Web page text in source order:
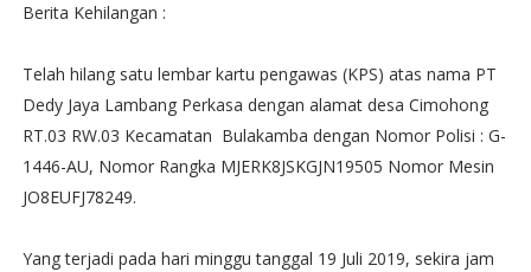
Berita Kehilangan :
Telah hilang satu lembar kartu pengawas (KPS) atas nama PT
Dedy Jaya Lambang Perkasa dengan alamat desa Cimohong
RT.03 RW.03 Kecamatan Bulakamba dengan Nomor Polisi : G-
1446-AU, Nomor Rangka MJERK8JSKGJN19505 Nomor Mesin
JO8EUFJ78249.
Yang terjadi pada hari minggu tanggal 19 Juli 2019, sekira jam